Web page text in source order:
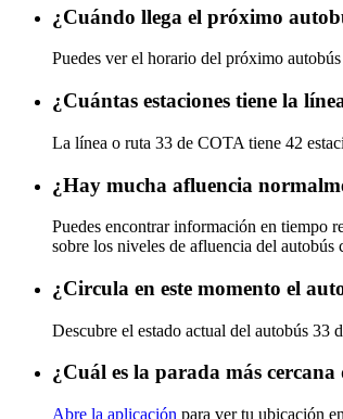
¿Cuándo llega el próximo
Puedes ver el horario del próximo
¿Cuántas estaciones tiene la
La línea o ruta 33 de COTA tiene 42
¿Hay mucha afluencia
Puedes encontrar información en tiempo
sobre los niveles de afluencia del autobús
¿Circula en este momento el
Descubre el estado actual del autobús 33
¿Cuál es la parada más
Abre la aplicación para ver tu ubicación